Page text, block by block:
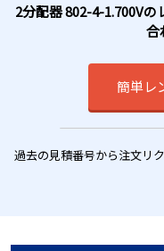
2分配器 802-4-1.700V
合
簡単レ
過去の見積番号から注文リ